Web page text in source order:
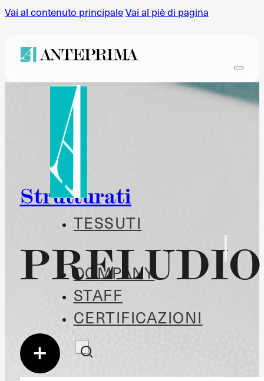
Vai al contenuto principaleVai al piè di pagina
TESSUTI
COMPANY
STAFF
CERTIFICAZIONI
Strutturati
PRELUDIO